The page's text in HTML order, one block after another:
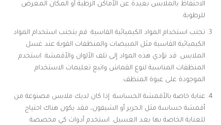
الاحتفاظ بالملابس بعيدة عن الأماكن الرطبة أو المكان المعرض
للرطوبة.
تجنب استخدام المواد الكيميائية القاسية: قم بتجنب استخدام المواد
الكيميائية القاسية مثل المبيضات والمنظفات القوية عند غسل
الملابس. قد تؤدي هذه المواد إلى تلف الألوان والأقمشة. استخدم
المنظفات المناسبة لنوع القماش واتبع تعليمات الاستخدام
الموجودة على عبوة المنظف.
عناية خاصة بالأقمشة الحساسة: إذا كان لديك ملابس مصنوعة من
أقمشة حساسة مثل الحرير أو الشيفون، فقد يكون هناك احتياج
للعناية الخاصة بها بعد الغسيل. استخدم أدوات كي مخصصة